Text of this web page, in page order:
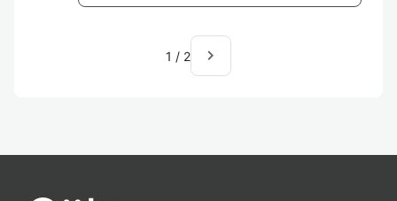
1 / 2 navigate_next